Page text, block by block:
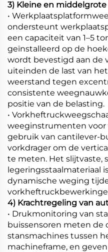
3) Kleine en
•
ondersteunt
een capaciteit van 1–5
geïnstalleerd op de
wordt bevestigd aan de
uiteinden de last van
weerstand tegen
consistente
positie van de belasting.
•
weeginstrumenten
gebruik van cantilever-
vorkdrager om de
te meten. Het slijtvaste,
legeringsstaalmateriaal
dynamische weging
4) Krachtregeling van
• Drukmonitoring van
buissensoren meten de
stansmachines tussen
machineframe, en